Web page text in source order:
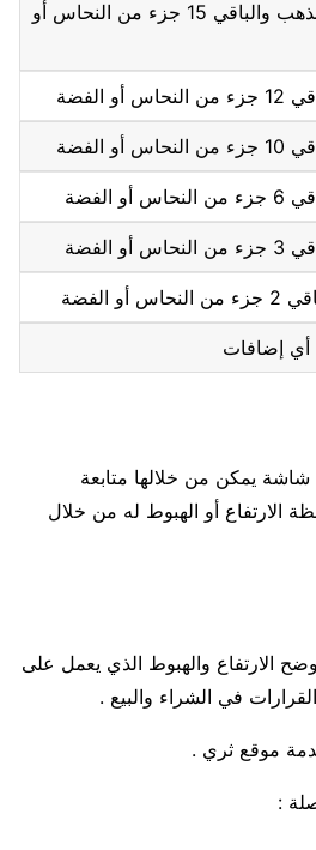
9 أجزاء من الذهب والباقي 15 جزء من النحاس أو
يمكن من خلالها متابعة
الارتفاع أو الهبوط له من خلال
الارتفاع والهبوط الذي يعمل على
في الشراء والبيع .
موقع ثري .
: